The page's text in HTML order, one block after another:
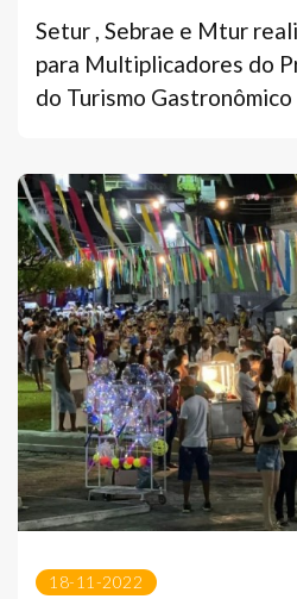
Setur , Sebrae e Mtur
para Multiplicadores do
do Turismo Gastronômico
18-11-2022